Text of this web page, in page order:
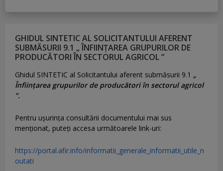
GHIDUL SINTETIC AL SOLICITANTULUI AFERENT
SUBMĂSURII 9.1 „ ÎNFIINȚAREA GRUPURILOR DE
PRODUCĂTORI ÎN SECTORUL AGRICOL ”
Ghidul SINTETIC al Solicitantului aferent submăsurii 9.1 „
Înființarea grupurilor de producători în sectorul agricol
”.
Pentru uşurinţa consultării documentului mai sus
menţionat, puteţi accesa următoarele link-uri:
https://portal.afir.info/informatii_generale_informatii_utile_n
outati